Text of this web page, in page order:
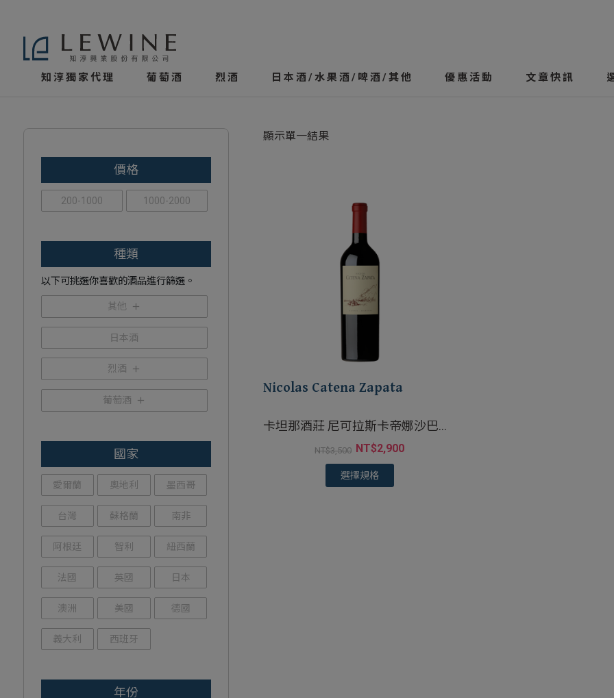
知淳獨家代理 葡萄酒 烈酒 日本酒/水果酒/啤酒/其他 優惠活動 文章快訊
價格
200-1000 1000-2000
種類
以下可挑選你喜歡的酒品進行篩選。
其他
日本酒
烈酒
葡萄酒
國家
愛爾蘭 奧地利 墨西哥
台灣 蘇格蘭 南非
阿根廷 智利 紐西蘭
法國 英國 日本
澳洲 美國 德國
義大利 西班牙
年份
顯示單一結果
Nicolas Catena Zapata
卡坦那酒莊 尼可拉斯卡帝娜沙巴達
NT$3,500 NT$2,900
選擇規格